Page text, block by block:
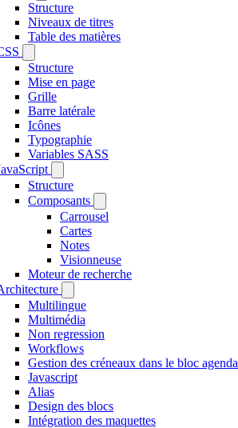
Structure
Niveaux de titres
Table des matières
Structure
Mise en page
Grille
Barre latérale
Icônes
Typographie
Variables SASS
Structure
Composants
Carrousel
Cartes
Notes
Visionneuse
Moteur de recherche
Multilingue
Multimédia
Non regression
Workflows
Gestion des créneaux dans le bloc agenda
Javascript
Alias
Design des blocs
Intégration des maquettes